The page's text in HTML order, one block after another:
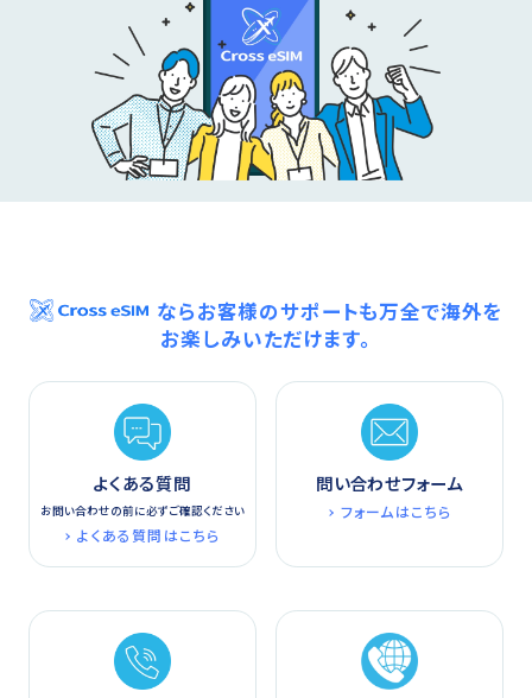
ならお客様のサポートも万全で海外を
お楽しみいただけます。
よくある質問
お問い合わせの前に必ずご確認ください
よくある質問はこちら
問い合わせフォーム
フォームはこちら